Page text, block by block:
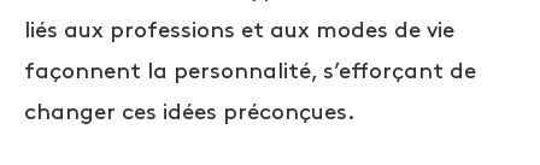
liés aux professions et aux modes de vie
façonnent la personnalité, s’efforçant de
changer ces idées préconçues.